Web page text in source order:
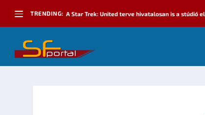
TRENDING: A Star Trek: United terve hivatalosan is a stúdió